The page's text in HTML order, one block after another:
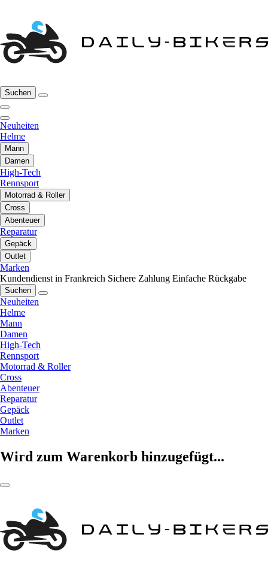
Suchen
Neuheiten
Helme
Mann
Damen
High-Tech
Rennsport
Motorrad & Roller
Cross
Abenteuer
Reparatur
Gepäck
Outlet
Marken
Kundendienst in Frankreich Sichere Zahlung Einfache Rückgabe
Suchen
Neuheiten
Helme
Mann
Damen
High-Tech
Rennsport
Motorrad & Roller
Cross
Abenteuer
Reparatur
Gepäck
Outlet
Marken
Wird zum Warenkorb hinzugefügt...